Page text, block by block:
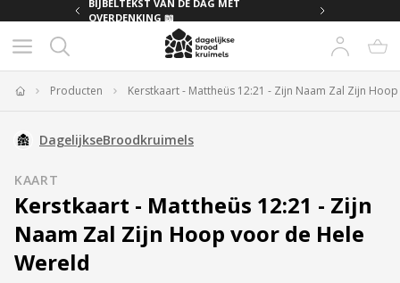
BIJBELTEKST VAN DE DAG MET
OVERDENKING 📖
Producten Kerstkaart - Mattheüs 12:21 - Zijn Naam Zal Zijn
DagelijkseBroodkruimels
KAART
Kerstkaart - Mattheüs 12:21 - Zijn
Naam Zal Zijn Hoop voor de Hele
Wereld